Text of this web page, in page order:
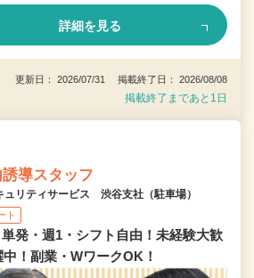
詳細を見る
更新日： 2026/07/31 掲載終了日： 2026/08/08
掲載終了まであと1日
導スタッフ
ュリティサービス 渋谷支社（駐車場）
ト
単発・週1・シフト自由！未経験大歓
！副業・WワークOK！